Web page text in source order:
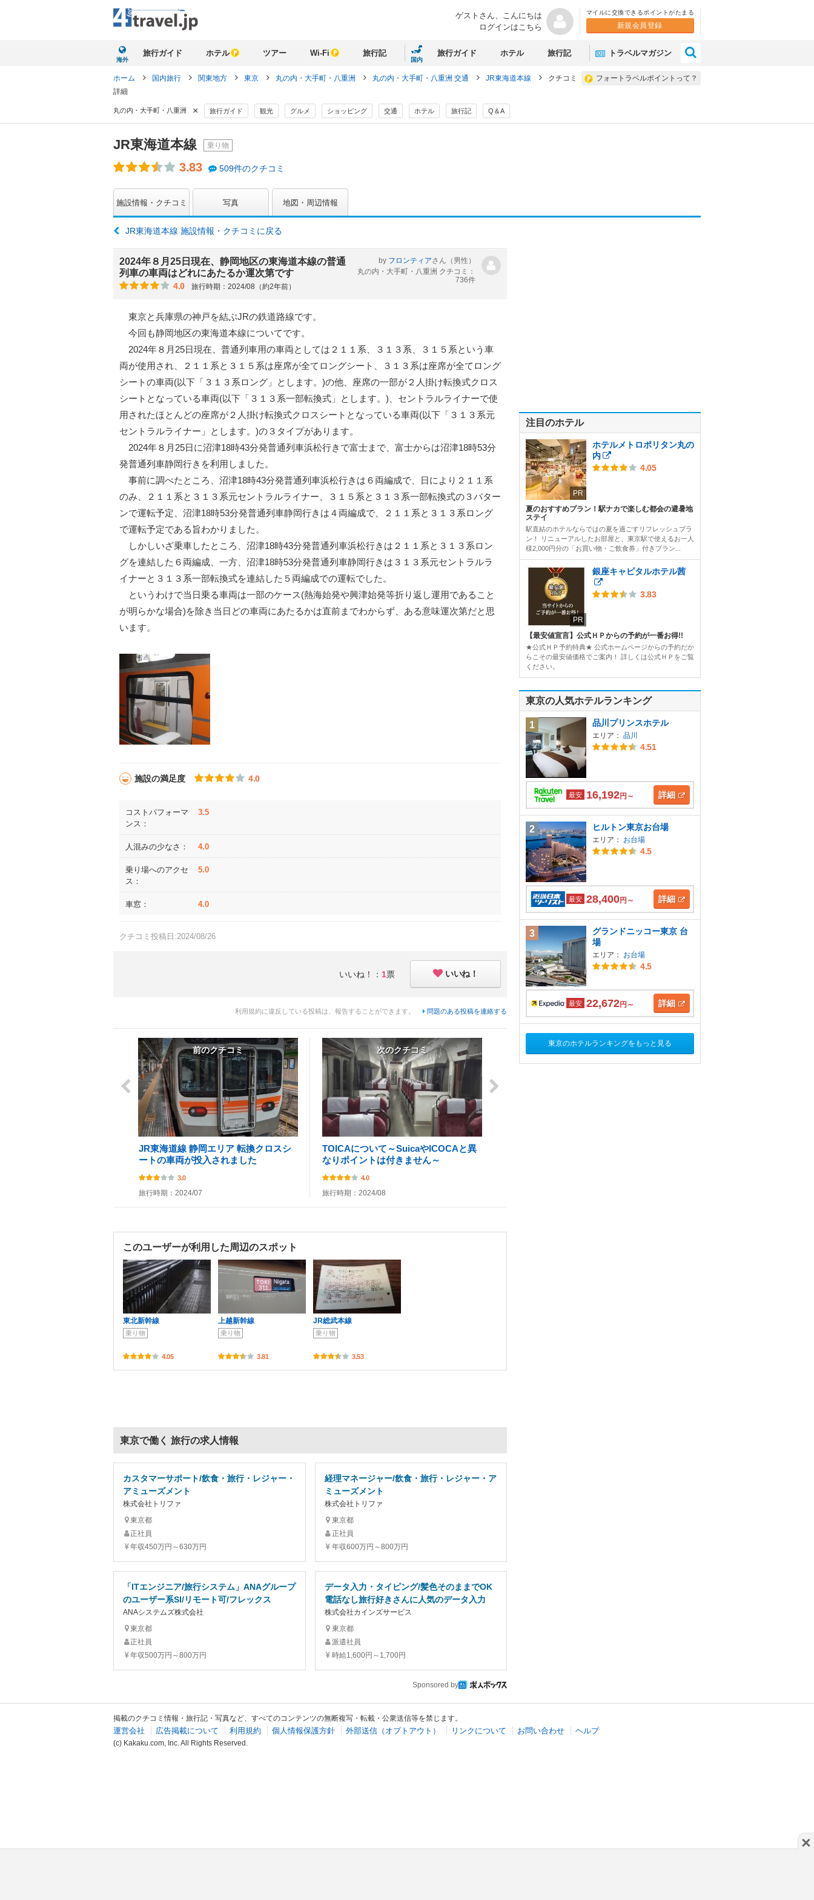
ゲストさん、 こんにちは
ログインはこちら
マイルに交換できるポイントがたまる
新規会員登録
海外
旅行ガイド ホテル ツアー Wi-Fi 旅行記
国内
旅行ガイド ホテル 旅行記 トラベルマガジン
フォートラベルポイントって？
ホーム 国内旅行 関東地方 東京 丸の内・大手町・八重洲 丸の内・大手町・八重洲 交通 JR東海道本線
クチコミ
詳細
丸の内・大手町・八重洲 × 旅行ガイド 観光 グルメ ショッピング 交通 ホテル 旅行記 Q＆A
JR東海道本線 乗り物
3.83 509件のクチコミ
施設情報・クチコミ 写真 地図・周辺情報
JR東海道本線 施設情報・クチコミに戻る
2024年８月25日現在、静岡地区の東海道本線の普通
列車の車両はどれにあたるか運次第です
4.0 旅行時期：2024/08（約2年前）
by フロンティアさん （男性）
丸の内・大手町・八重洲 クチコミ：
736件
東京と兵庫県の神戸を結ぶJRの鉄道路線です。
今回も静岡地区の東海道本線についてです。
2024年８月25日現在、普通列車用の車両としては２１１系、３１３系、３１５系という車
両が使用され、２１１系と３１５系は座席が全てロングシート、３１３系は座席が全てロング
シートの車両(以下「３１３系ロング」とします。)の他、座席の一部が２人掛け転換式クロス
シートとなっている車両(以下「３１３系一部転換式」とします。)、セントラルライナーで使
用されたほとんどの座席が２人掛け転換式クロスシートとなっている車両(以下「３１３系元
セントラルライナー」とします。)の３タイプがあります。
2024年８月25日に沼津18時43分発普通列車浜松行きで富士まで、富士からは沼津18時53分
発普通列車静岡行きを利用しました。
事前に調べたところ、沼津18時43分発普通列車浜松行きは６両編成で、日により２１１系
のみ、２１１系と３１３系元セントラルライナー、３１５系と３１３系一部転換式の３パター
ンで運転予定、沼津18時53分発普通列車静岡行きは４両編成で、２１１系と３１３系ロング
で運転予定である旨わかりました。
しかしいざ乗車したところ、沼津18時43分発普通列車浜松行きは２１１系と３１３系ロン
グを連結した６両編成、一方、沼津18時53分発普通列車静岡行きは３１３系元セントラルラ
イナーと３１３系一部転換式を連結した５両編成での運転でした。
というわけで当日乗る車両は一部のケース(熱海始発や興津始発等折り返し運用であること
が明らかな場合)を除き当日どの車両にあたるかは直前までわからず、ある意味運次第だと思
います。
施設の満足度 4.0
コストパフォーマ
ンス：
3.5
人混みの少なさ： 4.0
乗り場へのアクセ
ス：
5.0
車窓： 4.0
クチコミ投稿日:2024/08/26
いいね！： 1票 いいね！
利用規約に違反している投稿は、報告することができます。 問題のある投稿を連絡する
前のクチコミ
JR東海道線 静岡エリア 転換クロスシ
ートの車両が投入されました
3.0
旅行時期：2024/07
次のクチコミ
TOICAについて～SuicaやICOCAと異
なりポイントは付きません～
4.0
旅行時期：2024/08
このユーザーが利用した周辺のスポット
東北新幹線
乗り物
4.05
上越新幹線
乗り物
3.81
JR総武本線
乗り物
3.53
東京で働く 旅行の求人情報
カスタマーサポート/飲食・旅行・レジャー・
アミューズメント
株式会社トリファ
東京都
正社員
年収450万円～630万円
経理マネージャー/飲食・旅行・レジャー・ア
ミューズメント
株式会社トリファ
東京都
正社員
年収600万円～800万円
「ITエンジニア/旅行システム」ANAグループ
のユーザー系SI/リモート可/フレックス
ANAシステムズ株式会社
東京都
正社員
年収500万円～800万円
データ入力・タイピング/髪色そのままでOK
電話なし旅行好きさんに人気のデータ入力
株式会社カインズサービス
東京都
派遣社員
時給1,600円～1,700円
Sponsored by
注目のホテル
PR
ホテルメトロポリタン丸の
内
4.05
夏のおすすめプラン！駅ナカで楽しむ都会の避暑地
ステイ
駅直結のホテルならではの夏を過ごすリフレッシュプラ
ン！ リニューアルしたお部屋と、東京駅で使えるお一人
様2,000円分の「お買い物・ご飲食券」付きプラン...
PR
銀座キャピタルホテル茜
3.83
【最安値宣言】公式ＨＰからの予約が一番お得!!
★公式ＨＰ予約特典★ 公式ホームページからの予約だか
らこその最安値価格でご案内！ 詳しくは公式ＨＰをご覧
ください。
東京の人気ホテルランキング
1 品川プリンスホテル
エリア： 品川
4.51
最安 16,192円～ 詳細
2 ヒルトン東京お台場
エリア： お台場
4.5
最安 28,400円～ 詳細
3
グランドニッコー東京 台
場
エリア： お台場
4.5
最安 22,672円～ 詳細
東京のホテルランキングをもっと見る
×
掲載のクチコミ情報・旅行記・写真など、すべてのコンテンツの無断複写・転載・公衆送信等を禁じます。
運営会社 広告掲載について 利用規約 個人情報保護方針 外部送信（オプトアウト） リンクについて お問い合わせ ヘルプ
(c) Kakaku.com, Inc. All Rights Reserved.